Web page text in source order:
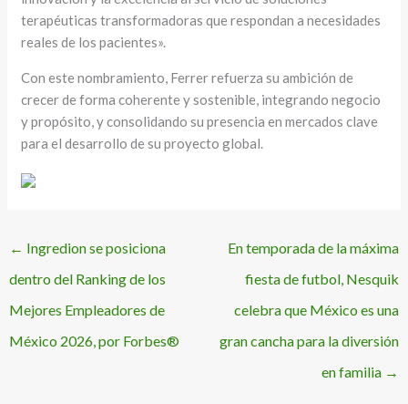
terapéuticas transformadoras que respondan a necesidades
reales de los pacientes».
Con este nombramiento, Ferrer refuerza su ambición de
crecer de forma coherente y sostenible, integrando negocio
y propósito, y consolidando su presencia en mercados clave
para el desarrollo de su proyecto global.
← Ingredion se posiciona
dentro del Ranking de los
Mejores Empleadores de
México 2026, por Forbes®
En temporada de la máxima
fiesta de futbol, Nesquik
celebra que México es una
gran cancha para la diversión
en familia →